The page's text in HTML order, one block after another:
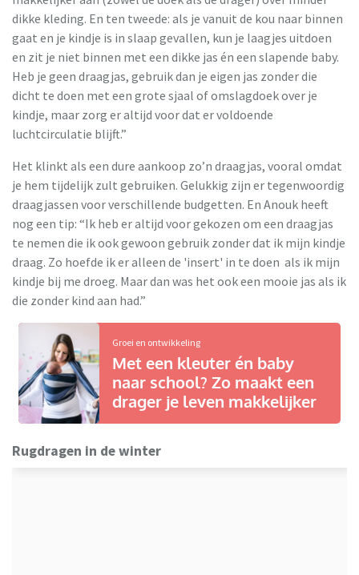
dikke kleding. En ten tweede: als je vanuit de kou naar binnen
gaat en je kindje is in slaap gevallen, kun je laagjes uitdoen
en zit je niet binnen met een dikke jas én een slapende baby.
Heb je geen draagjas, gebruik dan je eigen jas zonder die
dicht te doen met een grote sjaal of omslagdoek over je
kindje, maar zorg er altijd voor dat er voldoende
luchtcirculatie blijft.”
Het klinkt als een dure aankoop zo’n draagjas, vooral omdat
je hem tijdelijk zult gebruiken. Gelukkig zijn er tegenwoordig
draagjassen voor verschillende budgetten. En Anouk heeft
nog een tip: “Ik heb er altijd voor gekozen om een draagjas
te nemen die ik ook gewoon gebruik zonder dat ik mijn kindje
draag. Zo hoefde ik er alleen de 'insert' in te doen als ik mijn
kindje bij me droeg. Maar dan was het ook een mooie jas als ik
die zonder kind aan had.”
Groei en ontwikkeling
Met een kleuter én baby
naar school? Zo maakt een
drager je leven makkelijker
Rugdragen in de winter